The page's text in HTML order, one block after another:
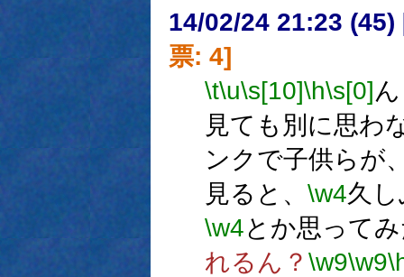
14/02/24 21:23 (45)
票: 4]
\t\u\s[10]\h\s[0]
見ても別に思わ
ンクで子供らが
見ると、 \w4久
\w4とか思って
れるん？ \w9\w9